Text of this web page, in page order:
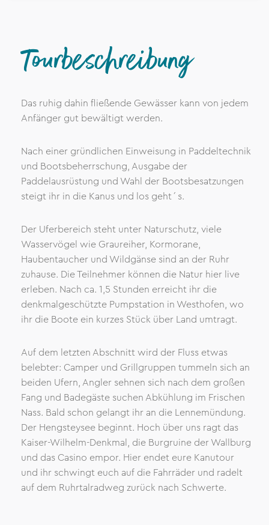
Tourbeschreibung
Das ruhig dahin fließende Gewässer kann von jedem
Anfänger gut bewältigt werden.
Nach einer gründlichen Einweisung in Paddeltechnik
und Bootsbeherrschung, Ausgabe der
Paddelausrüstung und Wahl der Bootsbesatzungen
steigt ihr in die Kanus und los geht´s.
Der Uferbereich steht unter Naturschutz, viele
Wasservögel wie Graureiher, Kormorane,
Haubentaucher und Wildgänse sind an der Ruhr
zuhause. Die Teilnehmer können die Natur hier live
erleben. Nach ca. 1,5 Stunden erreicht ihr die
denkmalgeschützte Pumpstation in Westhofen, wo
ihr die Boote ein kurzes Stück über Land umtragt.
Auf dem letzten Abschnitt wird der Fluss etwas
belebter: Camper und Grillgruppen tummeln sich an
beiden Ufern, Angler sehnen sich nach dem großen
Fang und Badegäste suchen Abkühlung im Frischen
Nass. Bald schon gelangt ihr an die Lennemündung.
Der Hengsteysee beginnt. Hoch über uns ragt das
Kaiser-Wilhelm-Denkmal, die Burgruine der Wallburg
und das Casino empor. Hier endet eure Kanutour
und ihr schwingt euch auf die Fahrräder und radelt
auf dem Ruhrtalradweg zurück nach Schwerte.